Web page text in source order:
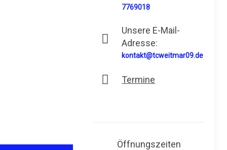
7769018
Unsere E-Mail-
Adresse:
kontakt@tcweitmar09.de
Termine
Öffnungszeiten